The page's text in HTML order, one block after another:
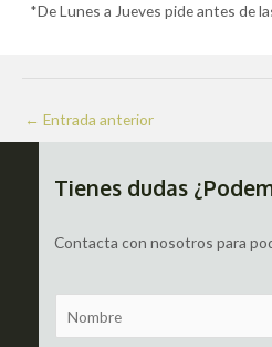
*De Lunes a Jueves pide antes de
Navegación
de
← Entrada anterior
Tienes dudas
Contacta con nosotros para
a